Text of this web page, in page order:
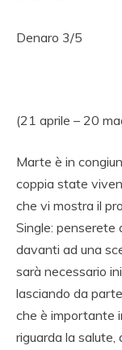
Denaro 3/5
(21 aprile – 20
Marte è in
coppia state
che vi mostra il
Single:
davanti ad una
sarà necessario
lasciando da
che è importante
riguarda la